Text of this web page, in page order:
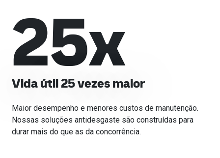
25x
Vida útil 25 vezes maior
Maior desempenho e menores custos de manutenção.
Nossas soluções antidesgaste são construídas para
durar mais do que as da concorrência.